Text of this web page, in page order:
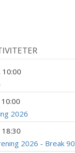
10:00
2026
18:30
2026 - Break 90